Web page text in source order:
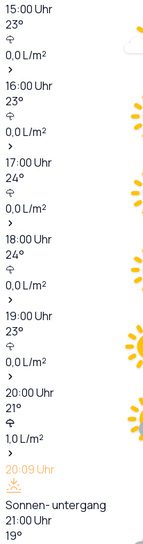
15:00Uhr
23°
0,0L/m²
16:00Uhr
23°
0,0L/m²
17:00Uhr
24°
0,0L/m²
18:00Uhr
24°
0,0L/m²
19:00Uhr
23°
0,0L/m²
20:00Uhr
21°
1,0L/m²
20:09Uhr
Sonnen- untergang
21:00Uhr
19°